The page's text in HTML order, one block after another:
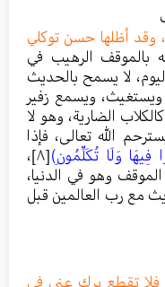
وقد أظلها حسن توكلي
بالموقف الرهيب في
لا يسمح بالحديث
ويستغيث، ويسمع زفير
الضارية، وهو لا
الله تعالى، فإذا
فِيهَا وَلَا تُكَلِّمُونِ)[٨]
،
وهو في الدنيا،
مع رب العالمين قبل
فلا تقطع برك عني في